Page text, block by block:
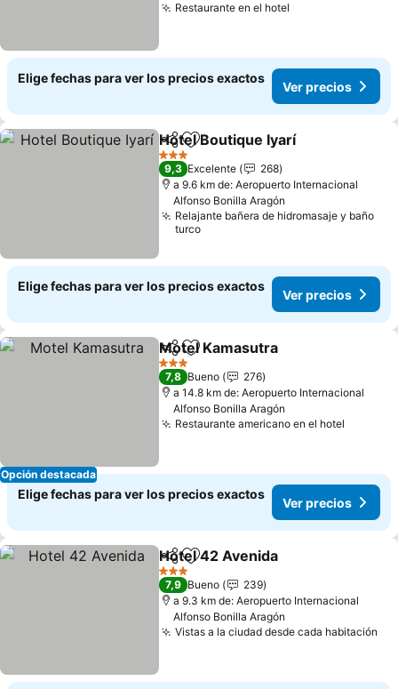
Restaurante en el hotel
Elige fechas para ver los precios exactos
Ver precios
CompartirAgregar a favoritos
Hotel Boutique Iyarí
3 Estrellas
9,3 Excelente
268
a 9.6 km de: Aeropuerto Internacional
Alfonso Bonilla Aragón
Relajante bañera de hidromasaje y baño
turco
Elige fechas para ver los precios exactos
Ver precios
Opción destacada
CompartirAgregar a favoritos
Motel Kamasutra
3 Estrellas
7,8 Bueno
276
a 14.8 km de: Aeropuerto Internacional
Alfonso Bonilla Aragón
Restaurante americano en el hotel
Elige fechas para ver los precios exactos
Ver precios
CompartirAgregar a favoritos
Hotel 42 Avenida
3 Estrellas
7,9 Bueno
239
a 9.3 km de: Aeropuerto Internacional
Alfonso Bonilla Aragón
Vistas a la ciudad desde cada habitación